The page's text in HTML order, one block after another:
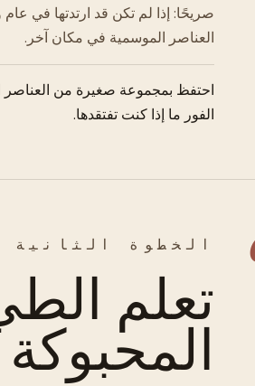
صريحًا: إذا لم تكن قد ارتدتها في
العناصر الموسمية في مكان آخر.
احتفظ بمجموعة صغيرة من العناصر
الفور ما إذا كنت تفتقدها.
الخطوة
تعلم
المحبوكة